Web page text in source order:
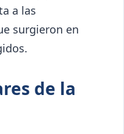
a las
surgieron en
de la